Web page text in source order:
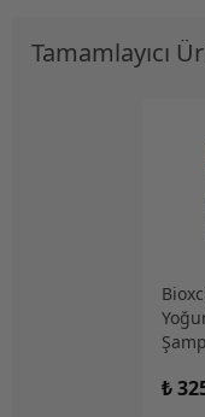
Tamamlayıcı
₺